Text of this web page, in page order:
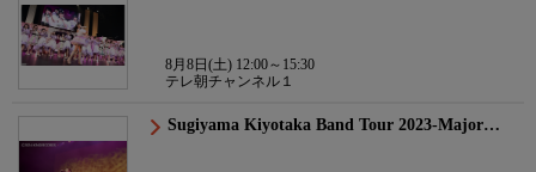
8月8日(土) 12:00～15:30
テレ朝チャンネル１
Sugiyama Kiyotaka Band Tour 2023-Major…